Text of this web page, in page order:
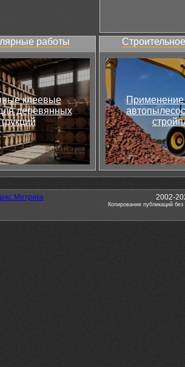
работы
клеевые
деревянных
Применение
2002-
Копирование публикаций